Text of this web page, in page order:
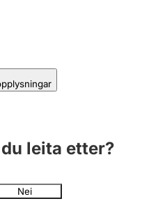
leita etter?
Nei